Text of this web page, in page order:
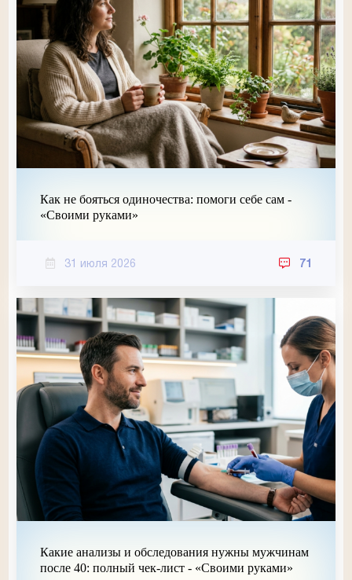
Как не бояться одиночества: помоги себе сам -
«Своими руками»
31 июля 2026 71
Какие анализы и обследования нужны мужчинам
после 40: полный чек-лист - «Своими руками»